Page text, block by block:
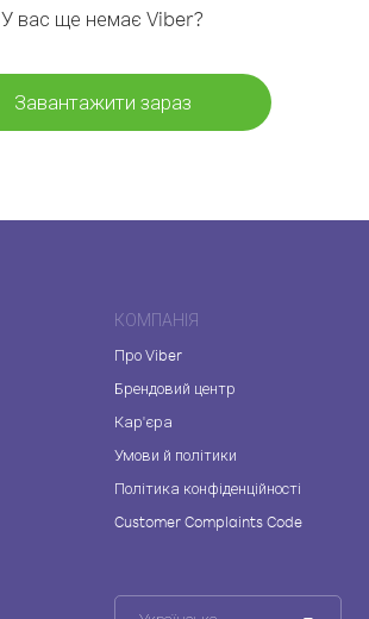
У вас ще немає Viber?
Завантажити зараз
КОМПАНІЯ
Про Viber
Брендовий центр
Кар'єра
Умови й політики
Політика конфіденційності
Customer Complaints Code